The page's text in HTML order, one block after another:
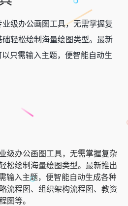
级办公画图工具，无需掌握复
轻松绘制海量绘图类型。最新
只需输入主题，便智能自动生
级办公画图工具，无需掌握复杂
松绘制海量绘图类型。最新推出
输入主题，便智能自动生成各种
流程图、组织架构流程图、教资
图等。